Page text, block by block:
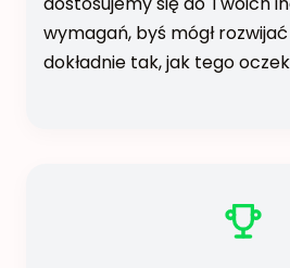
wymagań, byś mógł
dokładnie tak, jak tego